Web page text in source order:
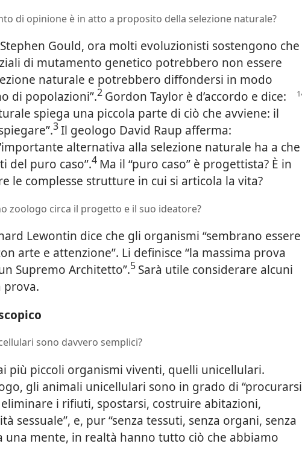
di opinione è in atto a proposito della selezione naturale?
Gould, ora molti evoluzionisti sostengono che
di mutamento genetico potrebbero non essere
naturale e potrebbero diffondersi in modo
di popolazioni”.2 Gordon Taylor è d’accordo e dice:
spiega una piccola parte di ciò che avviene: il
3Il geologo David Raup afferma:
alternativa alla selezione naturale ha a che
del puro caso”.4 Ma il “puro caso” è progettista? È in
le complesse strutture in cui si articola la vita?
zoologo circa il progetto e il suo ideatore?
Lewontin dice che gli organismi “sembrano essere
arte e attenzione”. Li definisce “la massima prova
Supremo Architetto”.5 Sarà utile considerare alcuni
prova.
sono davvero semplici?
più piccoli organismi viventi, quelli unicellulari.
gli animali unicellulari sono in grado di “procurarsi
i rifiuti, spostarsi, costruire abitazioni,
sessuale”, e, pur “senza tessuti, senza organi, senza
una mente, in realtà hanno tutto ciò che abbiamo